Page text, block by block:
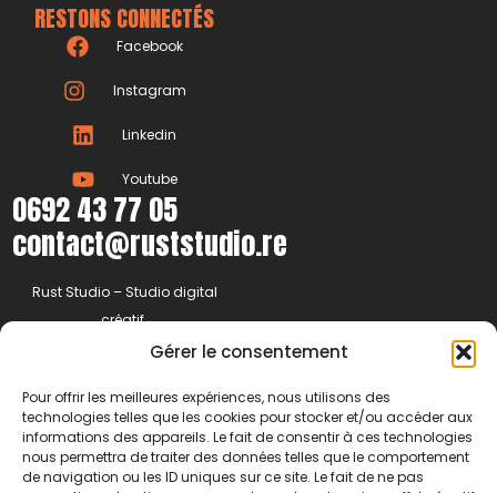
Gérer le consentement
Pour offrir les meilleures expériences, nous utilisons des
technologies telles que les cookies pour stocker et/ou accéder aux
informations des appareils. Le fait de consentir à ces technologies
nous permettra de traiter des données telles que le comportement
de navigation ou les ID uniques sur ce site. Le fait de ne pas
RESTONS CONNECTÉS
Facebook
Instagram
Linkedin
Youtube
0692 43 77 05
contact@ruststudio.re
Rust Studio – Studio digital
créatif.
Nous imaginons, créons et
digitales qui font la différence.
Basés à la Réunion, nous
accompagnons les marques
d’ici et d’ailleurs dans leur